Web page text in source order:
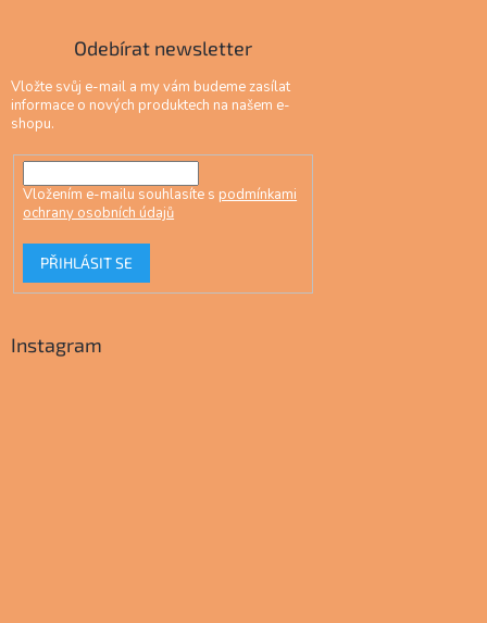
Odebírat newsletter
Vložte svůj e-mail a my vám budeme zasílat
informace o nových produktech na našem e-
shopu.
Vložením e-mailu souhlasíte s podmínkami
ochrany osobních údajů
PŘIHLÁSIT SE
Instagram